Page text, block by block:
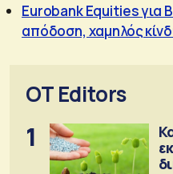
Eurobank Equities για
απόδοση, χαμηλός
OT Editors
1